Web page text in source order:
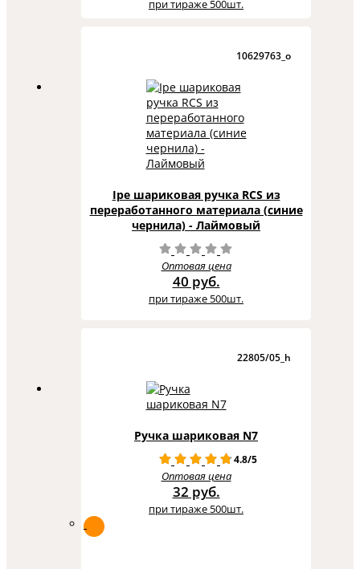
при тираже 500шт.
10629763_o
Ipe шариковая ручка RCS из
переработанного материала (синие
чернила) - Лаймовый
Оптовая цена
40 руб.
при тираже 500шт.
22805/05_h
Ручка шариковая N7
4.8/5
Оптовая цена
32 руб.
при тираже 500шт.